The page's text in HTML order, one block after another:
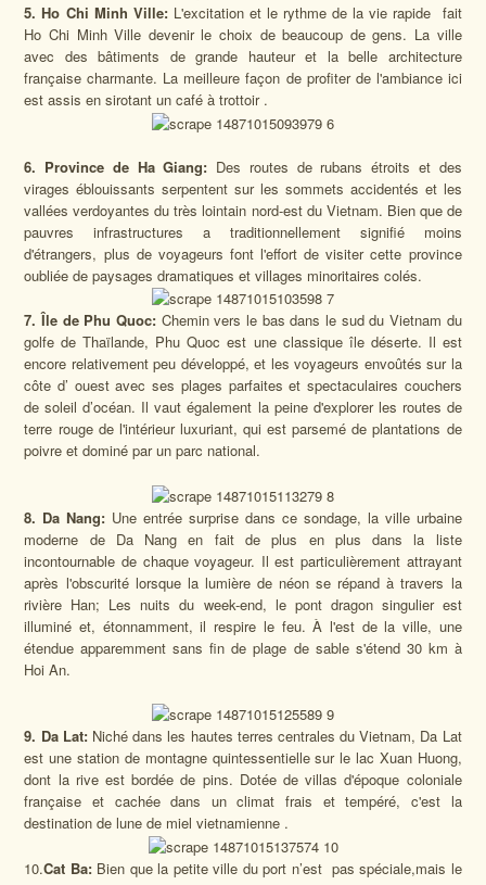
5. Ho Chi Minh Ville:L'excitation et le rythme de la vie rapide fait
Ho Chi Minh Ville devenir le choix de beaucoup de gens. La ville
avec des bâtiments de grande hauteur et la belle architecture
française charmante. La meilleure façon de profiter de l'ambiance ici
est assis en sirotant un café à trottoir .
6. Province de Ha Giang: Des routes de rubans étroits et des
virages éblouissants serpentent sur les sommets accidentés et les
vallées verdoyantes du très lointain nord-est du Vietnam. Bien que de
pauvres infrastructures a traditionnellement signifié moins
d'étrangers, plus de voyageurs font l'effort de visiter cette province
oubliée de paysages dramatiques et villages minoritaires colés.
7. Île de Phu Quoc: Chemin vers le bas dans le sud du Vietnam du
golfe de Thaïlande, Phu Quoc est une classique île déserte. Il est
encore relativement peu développé, et les voyageurs envoûtés sur la
côte d’ ouest avec ses plages parfaites et spectaculaires couchers
de soleil d’océan. Il vaut également la peine d'explorer les routes de
terre rouge de l'intérieur luxuriant, qui est parsemé de plantations de
poivre et dominé par un parc national.
8. Da Nang: Une entrée surprise dans ce sondage, la ville urbaine
moderne de Da Nang en fait de plus en plus dans la liste
incontournable de chaque voyageur. Il est particulièrement attrayant
après l'obscurité lorsque la lumière de néon se répand à travers la
rivière Han; Les nuits du week-end, le pont dragon singulier est
illuminé et, étonnamment, il respire le feu. À l'est de la ville, une
étendue apparemment sans fin de plage de sable s'étend 30 km à
Hoi An.
9. Da Lat: Niché dans les hautes terres centrales du Vietnam, Da Lat
est une station de montagne quintessentielle sur le lac Xuan Huong,
dont la rive est bordée de pins. Dotée de villas d'époque coloniale
française et cachée dans un climat frais et tempéré, c'est la
destination de lune de miel vietnamienne .
10.Cat Ba: Bien que la petite ville du port n’est pas spéciale,mais le